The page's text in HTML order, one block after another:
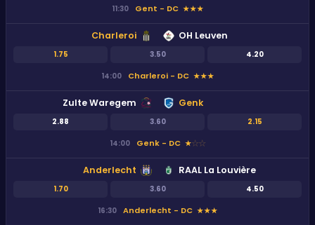
11:30 Gent - DC ★★★
Charleroi
1.75 3.50 4.20
OH Leuven
14:00 Charleroi - DC ★★★
Zulte Waregem
2.88 3.60 2.15
Genk
14:00 Genk - DC ★★★
Anderlecht
1.70 3.60 4.50
RAAL La Louvière
16:30 Anderlecht - DC ★★★